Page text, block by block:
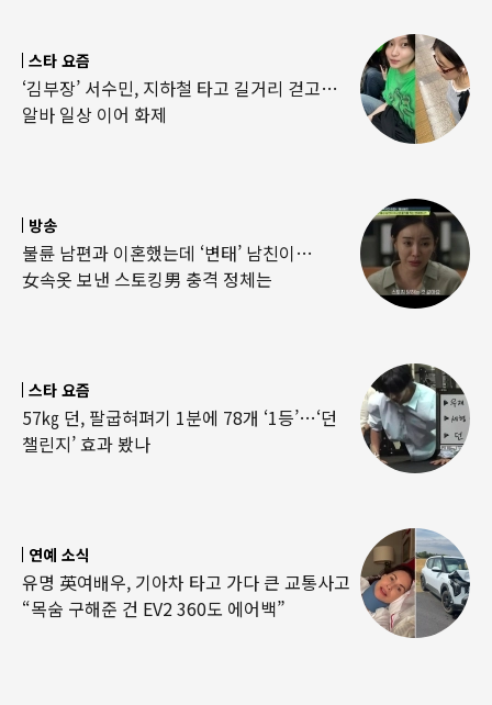
스타 요즘
‘김부장’ 서수민, 지하철 타고 길거리 걷고…
알바 일상 이어 화제
방송
불륜 남편과 이혼했는데 ‘변태’ 남친이…
女속옷 보낸 스토킹男 충격 정체는
스타 요즘
57㎏ 던, 팔굽혀펴기 1분에 78개 ‘1등’…‘던
챌린지’ 효과 봤나
연예 소식
유명 英여배우, 기아차 타고 가다 큰 교통사고
“목숨 구해준 건 EV2 360도 에어백”